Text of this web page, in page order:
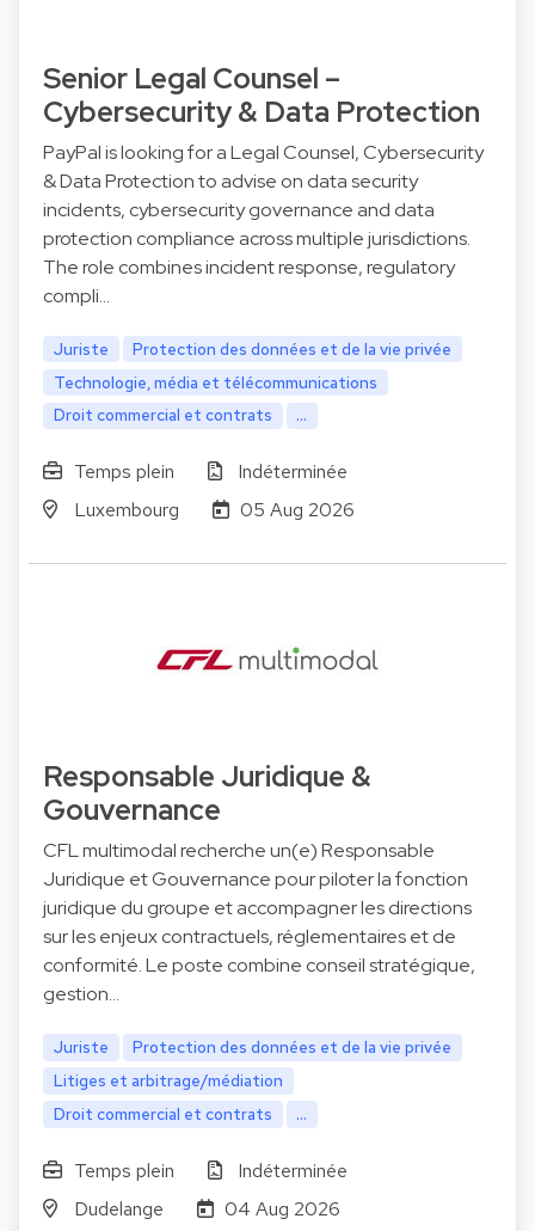
Senior Legal Counsel –
Cybersecurity & Data Protection
PayPal is looking for a Legal Counsel, Cybersecurity
& Data Protection to advise on data security
incidents, cybersecurity governance and data
protection compliance across multiple jurisdictions.
The role combines incident response, regulatory
compli…
Juriste
Protection des données et de la vie privée
Technologie, média et télécommunications
Droit commercial et contrats
...
Temps plein
Indéterminée
Luxembourg
05 Aug 2026
Responsable Juridique &
Gouvernance
CFL multimodal recherche un(e) Responsable
Juridique et Gouvernance pour piloter la fonction
juridique du groupe et accompagner les directions
sur les enjeux contractuels, réglementaires et de
conformité. Le poste combine conseil stratégique,
gestion…
Juriste
Protection des données et de la vie privée
Litiges et arbitrage/médiation
Droit commercial et contrats
...
Temps plein
Indéterminée
Dudelange
04 Aug 2026